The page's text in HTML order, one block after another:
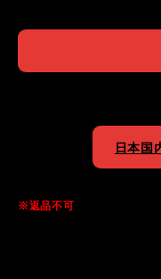
日本国
※返品不可